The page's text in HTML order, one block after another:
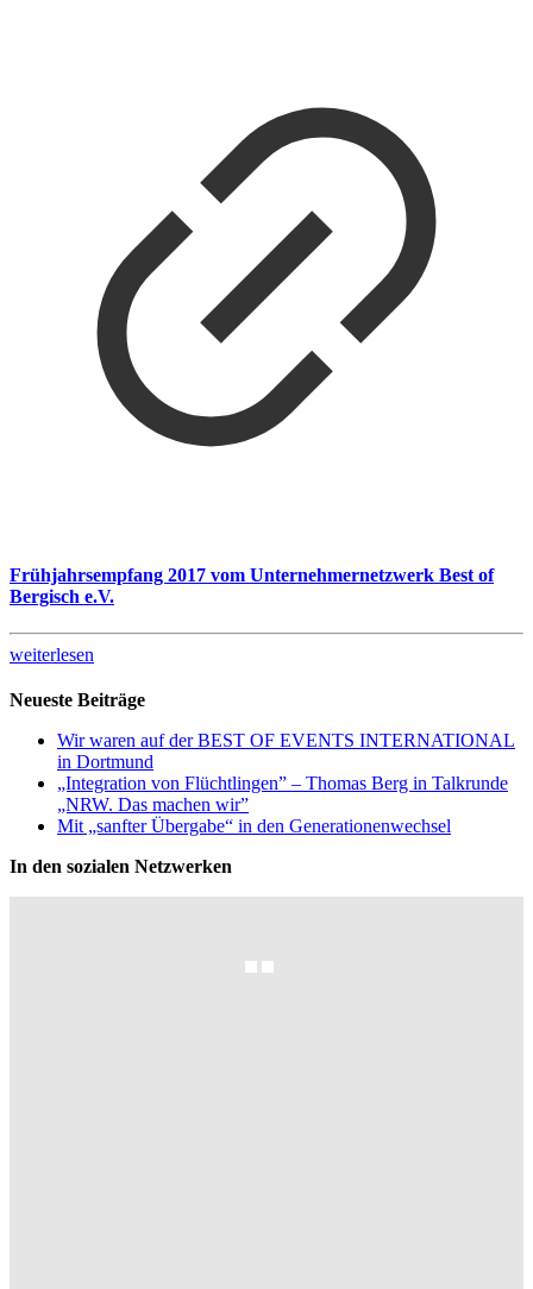
Frühjahrsempfang 2017 vom Unternehmernetzwerk Best of
Bergisch e.V.
weiterlesen
Neueste Beiträge
Wir waren auf der BEST OF EVENTS INTERNATIONAL
in Dortmund
„Integration von Flüchtlingen” – Thomas Berg in Talkrunde
„NRW. Das machen wir”
Mit „sanfter Übergabe“ in den Generationenwechsel
In den sozialen Netzwerken